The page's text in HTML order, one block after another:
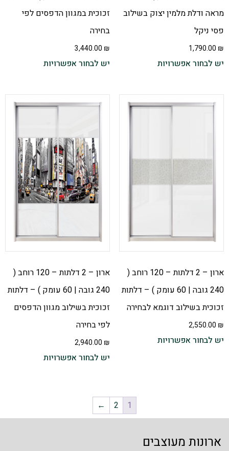
מראה ודלת מלמין יצוק בשילוב
פסי ניקל
1,790.00 ₪
יש לבחור אפשרויות
זכוכית במגוון הדפסים לפי
בחירה
3,440.00 ₪
יש לבחור אפשרויות
ארון – 2 דלתות – 120 רוחב (
240 גובה | 60 עומק ) – דלתות
זכוכית בשילוב דוגמא לבחירה
2,550.00 ₪
יש לבחור אפשרויות
ארון – 2 דלתות – 120 רוחב (
240 גובה | 60 עומק ) – דלתות
זכוכית בשילוב מגוון הדפסים
לפי בחירה
2,940.00 ₪
יש לבחור אפשרויות
1
2
←
ארונות מעוצבים